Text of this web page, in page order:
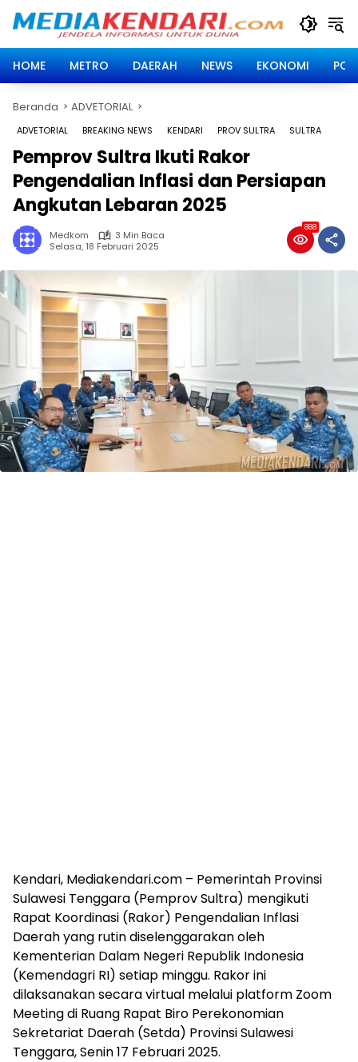
HOME
METRO DAERAH NEWS EKONOMI
Beranda ADVETORIAL
ADVETORIAL BREAKING NEWS KENDARI PROV SULTRA SULTRA
Pemprov Sultra Ikuti Rakor
Pengendalian Inflasi dan Persiapan
Angkutan Lebaran 2025
Medkom
3 Min Baca
Selasa, 18 Februari 2025
888
Kendari, Mediakendari.com – Pemerintah Provinsi
Sulawesi Tenggara (Pemprov Sultra) mengikuti
Rapat Koordinasi (Rakor) Pengendalian Inflasi
Daerah yang rutin diselenggarakan oleh
Kementerian Dalam Negeri Republik Indonesia
(Kemendagri RI) setiap minggu. Rakor ini
dilaksanakan secara virtual melalui platform Zoom
Meeting di Ruang Rapat Biro Perekonomian
Sekretariat Daerah (Setda) Provinsi Sulawesi
Tenggara, Senin 17 Februari 2025.